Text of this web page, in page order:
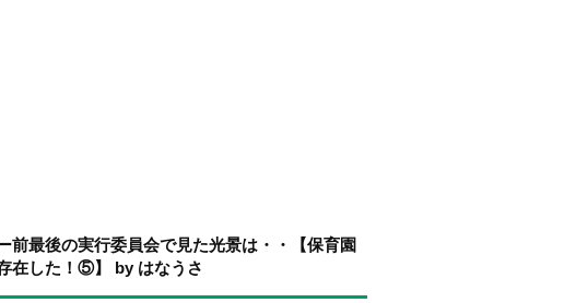
最後の実行委員会で見た光景は・・【保育園
在した！⑤】 by はなうさ